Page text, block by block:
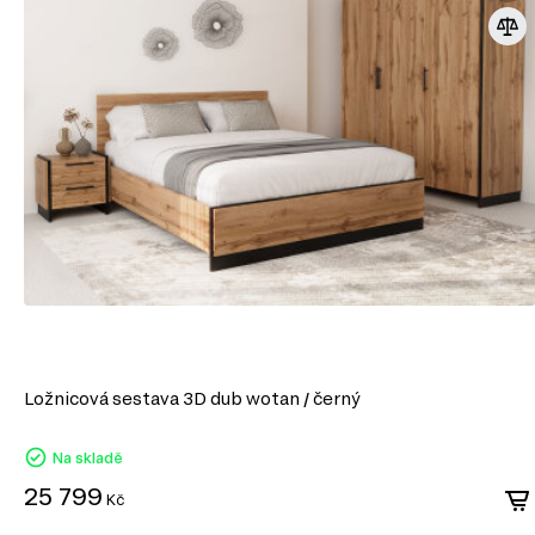
Kancelářské stoly
Ložnicová sestava 3D dub wotan / černý
Na skladě
25 799 Kč